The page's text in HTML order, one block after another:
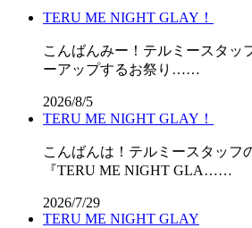
TERU ME NIGHT GLAY！
こんばんみー！テルミースタッ
ーアップするお祭り……
2026/8/5
TERU ME NIGHT GLAY！
こんばんは！テルミースタッフ
『TERU ME NIGHT GLA……
2026/7/29
TERU ME NIGHT GLAY